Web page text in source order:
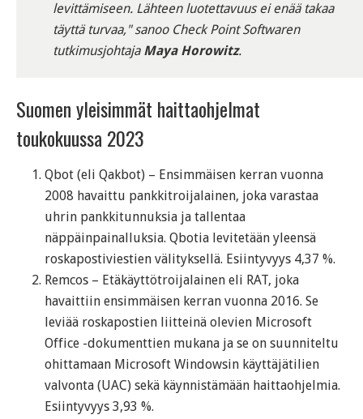
levittämiseen. Lähteen luotettavuus ei enää takaa
täyttä turvaa," sanoo Check Point Softwaren
tutkimusjohtaja Maya Horowitz.
Suomen yleisimmät haittaohjelmat
toukokuussa 2023
Qbot (eli Qakbot) – Ensimmäisen kerran vuonna
2008 havaittu pankkitroijalainen, joka varastaa
uhrin pankkitunnuksia ja tallentaa
näppäinpainalluksia. Qbotia levitetään yleensä
roskapostiviestien välityksellä. Esiintyvyys 4,37 %.
Remcos – Etäkäyttötroijalainen eli RAT, joka
havaittiin ensimmäisen kerran vuonna 2016. Se
leviää roskapostien liitteinä olevien Microsoft
Office -dokumenttien mukana ja se on suunniteltu
ohittamaan Microsoft Windowsin käyttäjätilien
valvonta (UAC) sekä käynnistämään haittaohjelmia.
Esiintyvyys 3,93 %.